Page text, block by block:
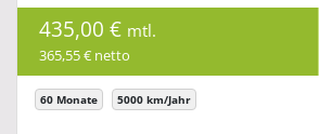
435,00 € mtl.
365,55 € netto
60 Monate 5000 km/Jahr